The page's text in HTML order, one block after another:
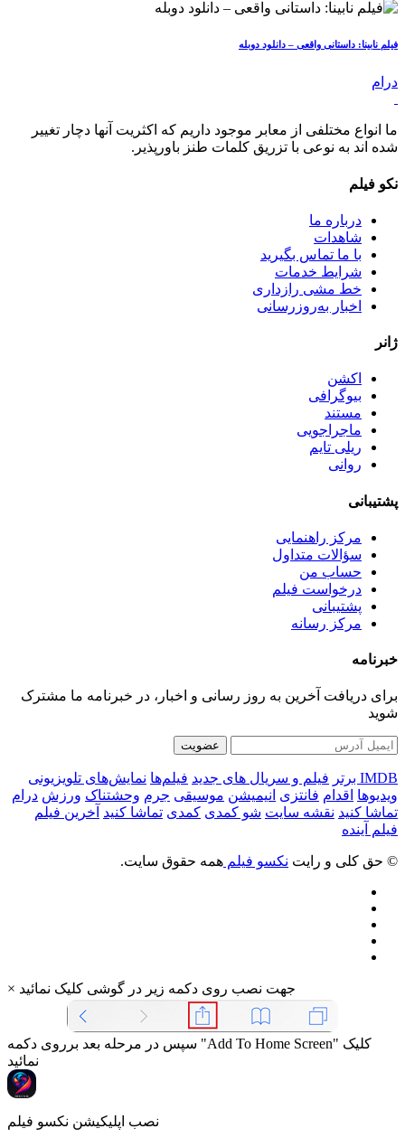
فیلم نابینا: داستانی واقعی – دانلود دوبله
درام
ما انواع مختلفی از معابر موجود داریم که اکثریت آنها دچار تغییر
شده اند به نوعی با تزریق کلمات طنز باورپذیر.
نکو فیلم
درباره ما
شاهدات
با ما تماس بگیرید
شرایط خدمات
خط مشی رازداری
اخبار به‌روزرسانی
ژانر
اکشن
بیوگرافی
مستند
ماجراجویی
ریلی تایم
روانی
پشتیبانی
مرکز راهنمایی
سؤالات متداول
حساب من
درخواست فیلم
پشتیبانی
مرکز رسانه
خبرنامه
برای دریافت آخرین به روز رسانی و اخبار، در خبرنامه ما مشترک
شوید
عضویت
IMDB برتر فیلم و سریال های جدید فیلم‌ها نمایش‌های تلویزیونی
ویدیوها اقدام فانتزی انیمیشن موسیقی جرم وحشتناک ورزش درام
تماشا کنید نقشه سایت شو کمدی کمدی تماشا کنید آخرین فیلم
فیلم آینده
© حق کلی و رایت نکسو فیلم همه حقوق سایت.
× جهت نصب روی دکمه زیر در گوشی کلیک نمائید
سپس در مرحله بعد برروی دکمه "Add To Home Screen" کلیک
نمائید
نصب اپلیکیشن نکسو فیلم